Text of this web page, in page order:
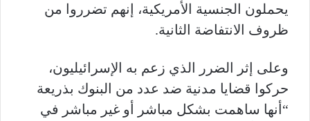
يحملون الجنسية الأمريكية، إنهم تضرروا من
ظروف الانتفاضة الثانية.
وعلى إثر الضرر الذي زعم به الإسرائيليون،
حركوا قضايا مدنية ضد عدد من البنوك بذريعة
“أنها ساهمت بشكل مباشر أو غير مباشر في